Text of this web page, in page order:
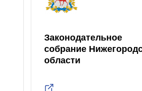
Законодательное
собрание
области